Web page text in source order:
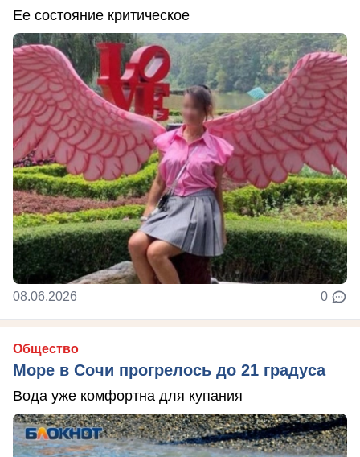
Ее состояние критическое
08.06.2026 0
Общество
Море в Сочи прогрелось до 21 градуса
Вода уже комфортна для купания